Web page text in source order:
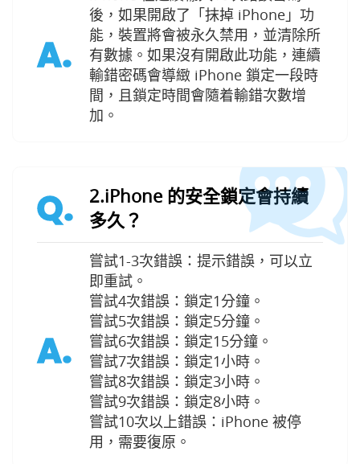
A.
後，如果開啟了「抹掉 iPhone」功
能，裝置將會被永久禁用，並清除所
有數據。如果沒有開啟此功能，連續
輸錯密碼會導緻 iPhone 鎖定一段時
間，且鎖定時間會隨着輸錯次數增
加。
Q.
2.iPhone 的安全鎖定會持續
多久？
A.
嘗試1-3次錯誤：提示錯誤，可以立
即重試。
嘗試4次錯誤：鎖定1分鐘。
嘗試5次錯誤：鎖定5分鐘。
嘗試6次錯誤：鎖定15分鐘。
嘗試7次錯誤：鎖定1小時。
嘗試8次錯誤：鎖定3小時。
嘗試9次錯誤：鎖定8小時。
嘗試10次以上錯誤：iPhone 被停
用，需要復原。